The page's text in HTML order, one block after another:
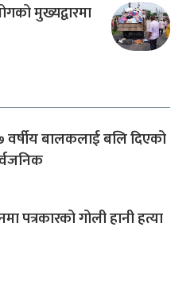
मुख्यद्वारमा
वर्षीय बालकलाई बलि दिएको
पत्रकारको गोली हानी हत्या